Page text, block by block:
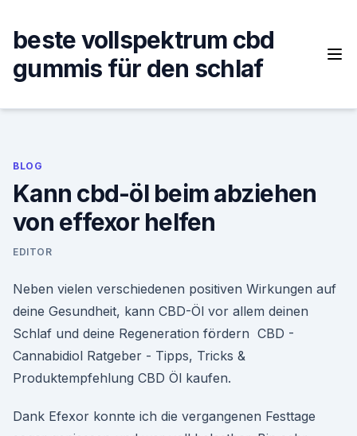
content
beste vollspektrum cbd
gummis für den schlaf
BLOG
Kann cbd-öl beim abziehen
von effexor helfen
EDITOR
Neben vielen verschiedenen positiven Wirkungen auf
deine Gesundheit, kann CBD-Öl vor allem deinen
Schlaf und deine Regeneration fördern ️ CBD -
Cannabidiol Ratgeber - Tipps, Tricks &
Produktempfehlung CBD Öl kaufen.
Dank Efexor konnte ich die vergangenen Festtage